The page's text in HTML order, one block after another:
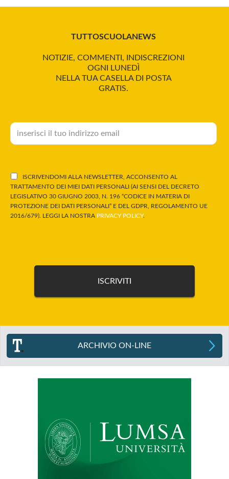
TUTTOSCUOLANEWS
NOTIZIE, COMMENTI, INDISCREZIONI
OGNI LUNEDÌ
NELLA TUA CASELLA DI POSTA
GRATIS.
ISCRIVENDOMI ALLA NEWSLETTER, ACCONSENTO AL
TRATTAMENTO DEI MIEI DATI PERSONALI (AI SENSI DEL DECRETO
LEGISLATIVO 30 GIUGNO 2003, N. 196 “CODICE IN MATERIA DI
PROTEZIONE DEI DATI PERSONALI” E DEL GDPR, REGOLAMENTO UE
2016/679). LEGGI LA NOSTRA PRIVACY POLICY.
ARCHIVIO ON-LINE